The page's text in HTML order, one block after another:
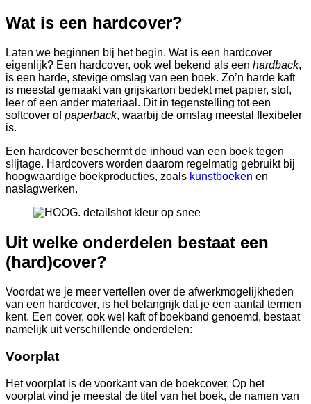
Wat is een hardcover?
Laten we beginnen bij het begin. Wat is een hardcover
eigenlijk? Een hardcover, ook wel bekend als een hardback,
is een harde, stevige omslag van een boek. Zo’n harde kaft
is meestal gemaakt van grijskarton bedekt met papier, stof,
leer of een ander materiaal. Dit in tegenstelling tot een
softcover ofpaperback, waarbij de omslag meestal flexibeler
is.
Een hardcover beschermt de inhoud van een boek tegen
slijtage. Hardcovers worden daarom regelmatig gebruikt bij
hoogwaardige boekproducties, zoals kunstboeken en
naslagwerken.
Uit welke onderdelen bestaat een
(hard)cover?
Voordat we je meer vertellen over de afwerkmogelijkheden
van een hardcover, is het belangrijk dat je een aantal termen
kent. Een cover, ook wel kaft of boekband genoemd, bestaat
namelijk uit verschillende onderdelen:
Voorplat
Het voorplat is de voorkant van de boekcover. Op het
voorplat vind je meestal de titel van het boek, de namen van